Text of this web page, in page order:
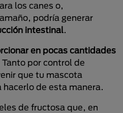
los canes o,
podría generar
intestinal.
en pocas cantidades
Tanto por control de
que tu mascota
de esta manera.
de fructosa que, en